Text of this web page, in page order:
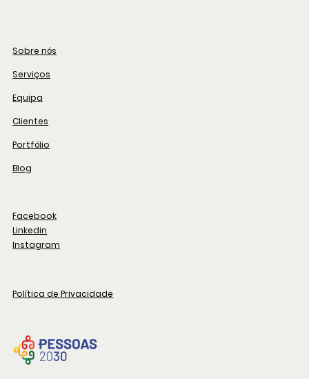
Sobre nós
Serviços
Equipa
Clientes
Portfólio
Blog
Facebook
Linkedin
Instagram
Política de Privacidade